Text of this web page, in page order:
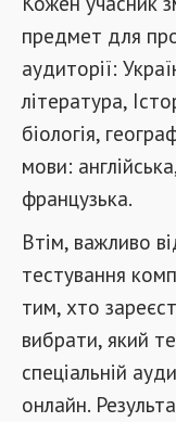
предмет для
аудиторії:
література,
біологія,
мови:
французька.
Втім, важливо
тестування
тим, хто
вибрати, який
спеціальній
онлайн.